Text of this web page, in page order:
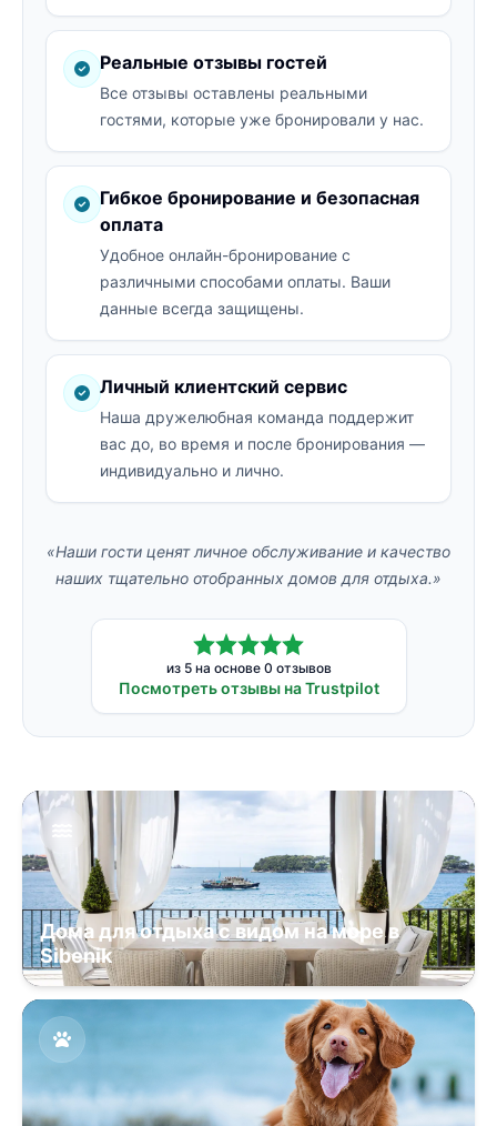
Реальные отзывы гостей
Все отзывы оставлены реальными
гостями, которые уже бронировали у нас.
Гибкое бронирование и безопасная
оплата
Удобное онлайн-бронирование с
различными способами оплаты. Ваши
данные всегда защищены.
Личный клиентский сервис
Наша дружелюбная команда поддержит
вас до, во время и после бронирования —
индивидуально и лично.
«Наши гости ценят личное обслуживание и качество
наших тщательно отобранных домов для отдыха.»
из 5 на основе 0 отзывов
Посмотреть отзывы на Trustpilot
Дома для отдыха с видом на море в
Sibenik